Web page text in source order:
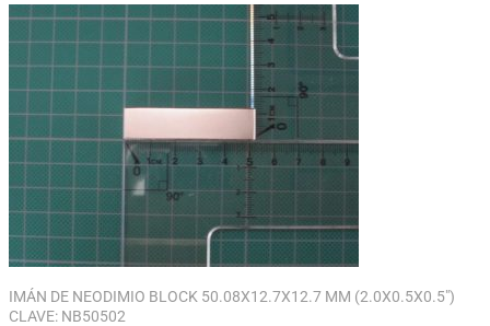
IMÁN DE NEODIMIO BLOCK 50.08X12.7X12.7 MM (2.0X0.5X0.5″)
CLAVE: NB50502